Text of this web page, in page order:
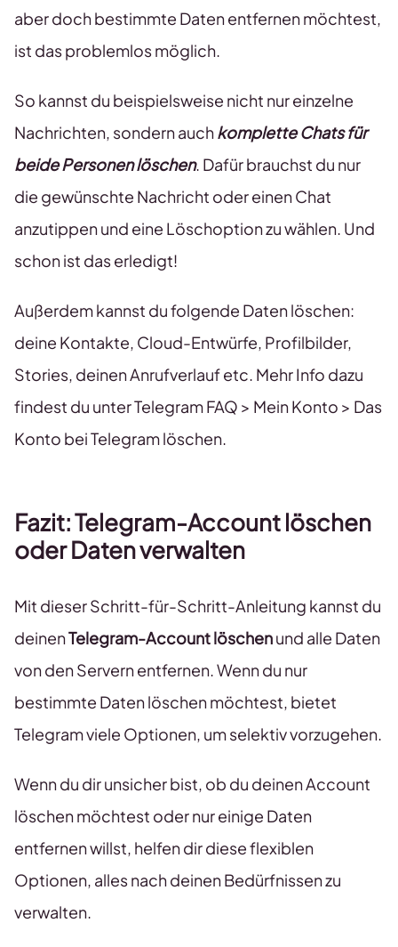
aber doch bestimmte Daten entfernen möchtest,
ist das problemlos möglich.
So kannst du beispielsweise nicht nur einzelne
Nachrichten, sondern auchkomplette Chats für
beide Personen löschen. Dafür brauchst du nur
die gewünschte Nachricht oder einen Chat
anzutippen und eine Löschoption zu wählen. Und
schon ist das erledigt!
Außerdem kannst du folgende Daten löschen:
deine Kontakte, Cloud-Entwürfe, Profilbilder,
Stories, deinen Anrufverlauf etc. Mehr Info dazu
findest du unter Telegram FAQ > Mein Konto > Das
Konto bei Telegram löschen.
Fazit: Telegram-Account löschen
oder Daten verwalten
Mit dieser Schritt-für-Schritt-Anleitung kannst du
deinenTelegram-Account löschenund alle Daten
von den Servern entfernen. Wenn du nur
bestimmte Daten löschen möchtest, bietet
Telegram viele Optionen, um selektiv vorzugehen.
Wenn du dir unsicher bist, ob du deinen Account
löschen möchtest oder nur einige Daten
entfernen willst, helfen dir diese flexiblen
Optionen, alles nach deinen Bedürfnissen zu
verwalten.